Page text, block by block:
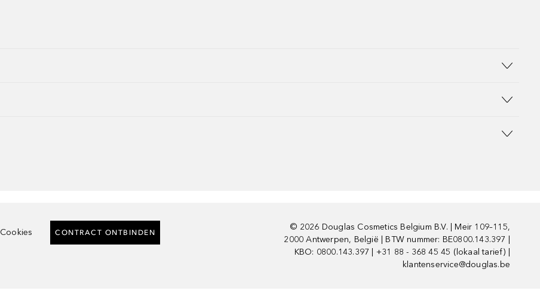
Cookies CONTRACT ONTBINDEN
© 2026 Douglas Cosmetics Belgium B.V. | Meir 109–115,
2000 Antwerpen, België | BTW nummer: BE0800.143.397 |
KBO: 0800.143.397 | +31 88 - 368 45 45 (lokaal tarief) |
klantenservice@douglas.be